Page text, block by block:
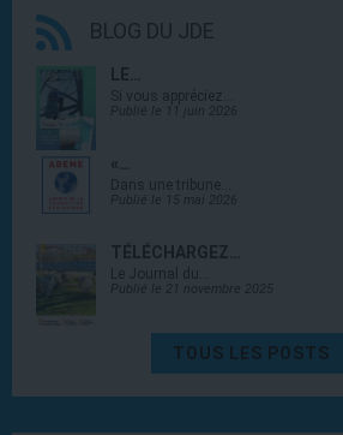
BLOG DU JDE
LE…
Si vous appréciez…
Publié le 11 juin 2026
«…
Dans une tribune…
Publié le 15 mai 2026
TÉLÉCHARGEZ…
Le Journal du…
Publié le 21 novembre 2025
TOUS LES POSTS